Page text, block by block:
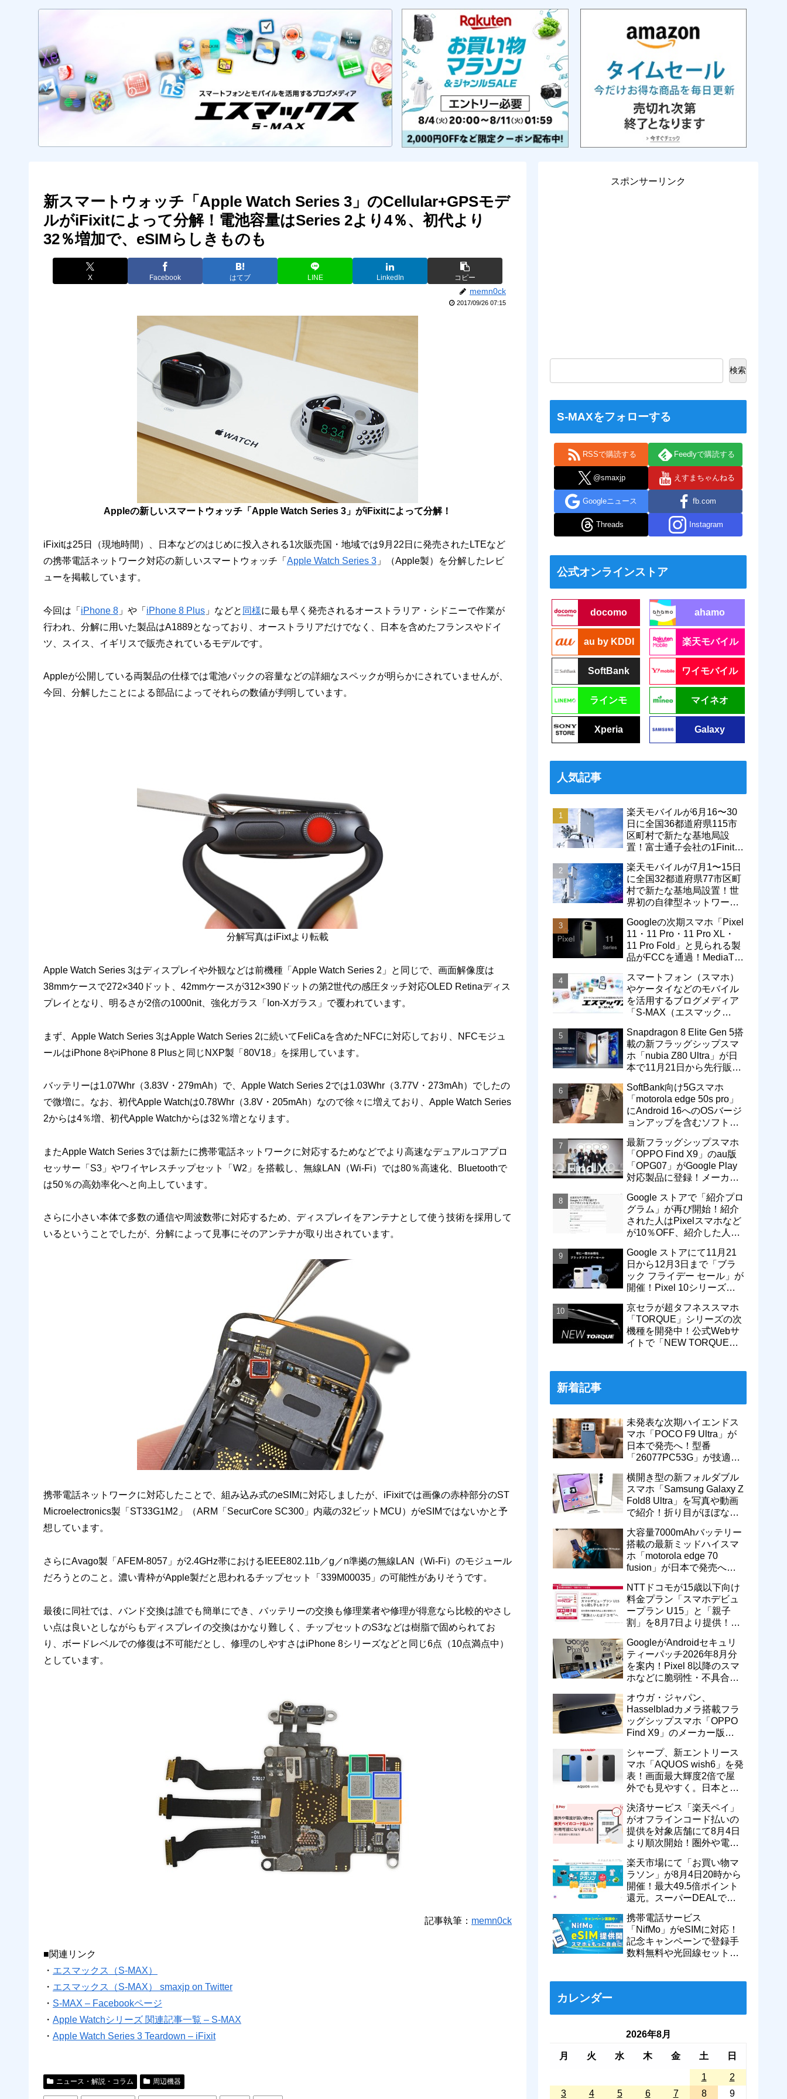
新スマートウォッチ「Apple Watch Series 3」のCellular+GPSモデ
ルがiFixitによって分解！電池容量はSeries 2より4％、初代より
32％増加で、eSIMらしきものも
X Facebook はてブ LINE LinkedIn コピー
memn0ck
2017/09/26 07:15
Appleの新しいスマートウォッチ「Apple Watch Series 3」がiFixitによって分解！
iFixitは25日（現地時間）、日本などのはじめに投入される1次販売国・地域では9月22日に発売されたLTEなど
の携帯電話ネットワーク対応の新しいスマートウォッチ「 Apple Watch Series 3 」（Apple製）を分解したレビ
ューを掲載しています。
今回は「 iPhone 8 」や「 iPhone 8 Plus 」などと 同様に最も早く発売されるオーストラリア・シドニーで作業が
行われ、分解に用いた製品はA1889となっており、オーストラリアだけでなく、日本を含めたフランスやドイ
ツ、スイス、イギリスで販売されているモデルです。
Appleが公開している両製品の仕様では電池パックの容量などの詳細なスペックが明らかにされていませんが、
今回、分解したことによる部品によってそれらの数値が判明しています。
分解写真はiFixtより転載
Apple Watch Series 3はディスプレイや外観などは前機種「Apple Watch Series 2」と同じで、画面解像度は
38mmケースで272×340ドット、42mmケースが312×390ドットの第2世代の感圧タッチ対応OLED Retinaディス
プレイとなり、明るさが2倍の1000nit、強化ガラス「Ion-Xガラス」で覆われています。
まず、Apple Watch Series 3はApple Watch Series 2に続いてFeliCaを含めたNFCに対応しており、NFCモジュ
ールはiPhone 8やiPhone 8 Plusと同じNXP製「80V18」を採用しています。
バッテリーは1.07Whr（3.83V・279mAh）で、Apple Watch Series 2では1.03Whr（3.77V・273mAh）でしたの
で微増に。なお、初代Apple Watchは0.78Whr（3.8V・205mAh）なので徐々に増えており、Apple Watch Series
2からは4％増、初代Apple Watchからは32％増となります。
またApple Watch Series 3では新たに携帯電話ネットワークに対応するためなどでより高速なデュアルコアプロ
セッサー「S3」やワイヤレスチップセット「W2」を搭載し、無線LAN（Wi-Fi）では80％高速化、Bluetoothで
は50％の高効率化へと向上しています。
さらに小さい本体で多数の通信や周波数帯に対応するため、ディスプレイをアンテナとして使う技術を採用して
いるということでしたが、分解によって見事にそのアンテナが取り出されています。
携帯電話ネットワークに対応したことで、組み込み式のeSIMに対応しましたが、iFixitでは画像の赤枠部分のST
Microelectronics製「ST33G1M2」（ARM「SecurCore SC300」内蔵の32ビットMCU）がeSIMではないかと予
想しています。
さらにAvago製「AFEM-8057」が2.4GHz帯におけるIEEE802.11b／g／n準拠の無線LAN（Wi-Fi）のモジュール
だろうとのこと。濃い青枠がApple製だと思われるチップセット「339M00035」の可能性がありそうです。
最後に同社では、バンド交換は誰でも簡単にでき、バッテリーの交換も修理業者や修理が得意なら比較的やさし
い点は良いとしながらもディスプレイの交換はかなり難しく、チップセットのS3などは樹脂で固められてお
り、ボードレベルでの修復は不可能だとし、修理のしやすさはiPhone 8シリーズなどと同じ6点（10点満点中）
としています。
記事執筆： memn0ck
■関連リンク
・ エスマックス（S-MAX）
・ エスマックス（S-MAX） smaxjp on Twitter
・ S-MAX – Facebookページ
・ Apple Watchシリーズ 関連記事一覧 – S-MAX
・ Apple Watch Series 3 Teardown – iFixit
ニュース・解説・コラム 周辺機器
スポンサーリンク
検索
S-MAXをフォローする
RSSで購読する Feedlyで購読する
@smaxjp えすまちゃんねる
Googleニュース fb.com
Threads Instagram
公式オンラインストア
docomo ahamo
au by KDDI 楽天モバイル
SoftBank ワイモバイル
ラインモ マイネオ
Xperia Galaxy
人気記事
楽天モバイルが6月16〜30
日に全国36都道府県115市
区町村で新たな基地局設
置！富士通子会社の1Finity
エリアが拡大
楽天モバイルが7月1〜15日
に全国32都道府県77市区町
村で新たな基地局設置！世
界初の自律型ネットワーク
通信品質も改善
Googleの次期スマホ「Pixel
11・11 Pro・11 Pro XL・
11 Pro Fold」と見られる製
品がFCCを通過！MediaTek
スマートフォン（スマホ）
やケータイなどのモバイル
を活用するブログメディア
「S-MAX（エスマック
Snapdragon 8 Elite Gen 5搭
載の新フラッグシップスマ
ホ「nubia Z80 Ultra」が日
本で11月21日から先行販
SoftBank向け5Gスマホ
「motorola edge 50s pro」
にAndroid 16へのOSバージ
ョンアップを含むソフトウ
最新フラッグシップスマホ
「OPPO Find X9」のau版
「OPG07」がGoogle Play
対応製品に登録！メーカー
売へ
Google ストアで「紹介プロ
グラム」が再び開始！紹介
された人はPixelスマホなど
が10％OFF、紹介した人は
ト付与
Google ストアにて11月21
日から12月3日まで「ブラ
ック フライデー セール」が
開催！Pixel 10シリーズや
に
京セラが超タフネススマホ
「TORQUE」シリーズの次
機種を開発中！公式Webサ
イトで「NEW TORQUE」
新着記事
未発表な次期ハイエンドス
マホ「POCO F9 Ultra」が
日本で発売へ！型番
「26077PC53G」が技適通
テリー搭載に
横開き型の新フォルダブル
スマホ「Samsung Galaxy Z
Fold8 Ultra」を写真や動画
で紹介！折り目がほぼない
ト】
大容量7000mAhバッテリー
搭載の最新ミッドハイスマ
ホ「motorola edge 70
fusion」が日本で発売へ！
過
NTTドコモが15歳以下向け
料金プラン「スマホデビュ
ープラン U15」と「親子
割」を8月7日より提供！親
550円割引に
GoogleがAndroidセキュリ
ティーパッチ2026年8月分
を案内！Pixel 8以降のスマ
ホなどに脆弱性・不具合の
新が提供開始
オウガ・ジャパン、
Hasselbladカメラ搭載フラ
ッグシップスマホ「OPPO
Find X9」のメーカー版
げ！15万9800円に
シャープ、新エントリース
マホ「AQUOS wish6」を発
表！画面最大輝度2倍で屋
外でも見やすく。日本と台
売
決済サービス「楽天ペイ」
がオフラインコード払いの
提供を対象店舗にて8月4日
より順次開始！圏外や電波
に
楽天市場にて「お買い物マ
ラソン」が8月4日20時から
開催！最大49.5倍ポイント
還元。スーパーDEALで
など
携帯電話サービス
「NifMo」がeSIMに対応！
記念キャンペーンで登録手
数料無料や光回線セットで
カレンダー
2026年8月
月 火 水 木 金 土 日
1
2
3
4 5 6 7 8 9